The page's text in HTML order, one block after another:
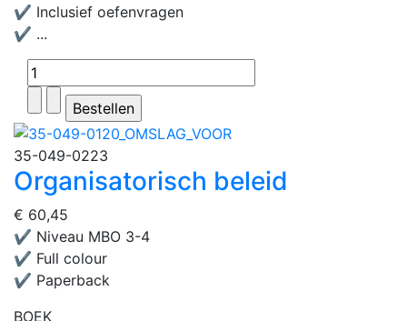
✔ Inclusief oefenvragen
✔ ...
35-049-0223
Organisatorisch beleid
€ 60,45
✔ Niveau MBO 3-4
✔ Full colour
✔ Paperback
BOEK